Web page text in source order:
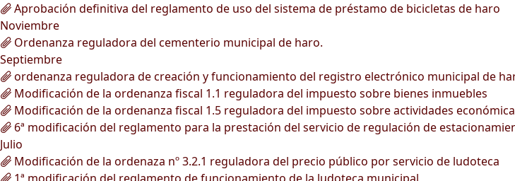
Aprobación definitiva del reglamento de uso del sistema de préstamo de bicicletas de haro
Noviembre
Ordenanza reguladora del cementerio municipal de haro.
Septiembre
ordenanza reguladora de creación y funcionamiento del registro electrónico municipal de
Modificación de la ordenanza fiscal 1.1 reguladora del impuesto sobre bienes inmuebles
Modificación de la ordenanza fiscal 1.5 reguladora del impuesto sobre actividades
6ª modificación del reglamento para la prestación del servicio de regulación de
Julio
Modificación de la ordenaza nº 3.2.1 reguladora del precio público por servicio de ludoteca